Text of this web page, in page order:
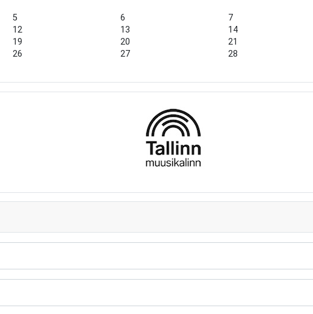
5 6 7
12 13 14
19 20 21
26 27 28